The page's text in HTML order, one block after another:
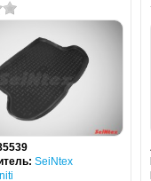
SeiNtex